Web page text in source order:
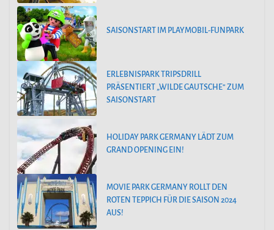
SAISONSTART IM PLAYMOBIL-FUNPARK
ERLEBNISPARK TRIPSDRILL
PRÄSENTIERT „WILDE GAUTSCHE“ ZUM
SAISONSTART
HOLIDAY PARK GERMANY LÄDT ZUM
GRAND OPENING EIN!
MOVIE PARK GERMANY ROLLT DEN
ROTEN TEPPICH FÜR DIE SAISON 2024
AUS!